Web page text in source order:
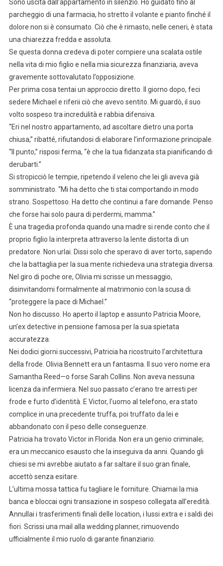
Sono uscita dall’appartamento in silenzio. Ho guidato fino al
parcheggio di una farmacia, ho stretto il volante e pianto finché il
dolore non si è consumato. Ciò che è rimasto, nelle ceneri, è stata
una chiarezza fredda e assoluta.
Se questa donna credeva di poter compiere una scalata ostile
nella vita di mio figlio e nella mia sicurezza finanziaria, aveva
gravemente sottovalutato l’opposizione.
Per prima cosa tentai un approccio diretto. Il giorno dopo, feci
sedere Michael e riferii ciò che avevo sentito. Mi guardò, il suo
volto sospeso tra incredulità e rabbia difensiva.
“Eri nel nostro appartamento, ad ascoltare dietro una porta
chiusa,” ribatté, rifiutandosi di elaborare l’informazione principale.
“Il punto,” risposi ferma, “è che la tua fidanzata sta pianificando di
derubarti.”
Si stropicciò le tempie, ripetendo il veleno che lei gli aveva già
somministrato. “Mi ha detto che ti stai comportando in modo
strano. Sospettoso. Ha detto che continui a fare domande. Penso
che forse hai solo paura di perdermi, mamma.”
È una tragedia profonda quando una madre si rende conto che il
proprio figlio la interpreta attraverso la lente distorta di un
predatore. Non urlai. Dissi solo che speravo di aver torto, sapendo
che la battaglia per la sua mente richiedeva una strategia diversa.
Nel giro di poche ore, Olivia mi scrisse un messaggio,
disinvitandomi formalmente al matrimonio con la scusa di
“proteggere la pace di Michael.”
Non ho discusso. Ho aperto il laptop e assunto Patricia Moore,
un’ex detective in pensione famosa per la sua spietata
accuratezza.
Nei dodici giorni successivi, Patricia ha ricostruito l’architettura
della frode. Olivia Bennett era un fantasma. Il suo vero nome era
Samantha Reed—o forse Sarah Collins. Non aveva nessuna
licenza da infermiera. Nel suo passato c’erano tre arresti per
frode e furto d’identità. E Victor, l’uomo al telefono, era stato
complice in una precedente truffa, poi truffato da lei e
abbandonato con il peso delle conseguenze.
Patricia ha trovato Victor in Florida. Non era un genio criminale;
era un meccanico esausto che la inseguiva da anni. Quando gli
chiesi se mi avrebbe aiutato a far saltare il suo gran finale,
accettò senza esitare.
L’ultima mossa tattica fu tagliare le forniture. Chiamai la mia
banca e bloccai ogni transazione in sospeso collegata all’eredità.
Annullai i trasferimenti finali delle location, i lussi extra e i saldi dei
fiori. Scrissi una mail alla wedding planner, rimuovendo
ufficialmente il mio ruolo di garante finanziario.